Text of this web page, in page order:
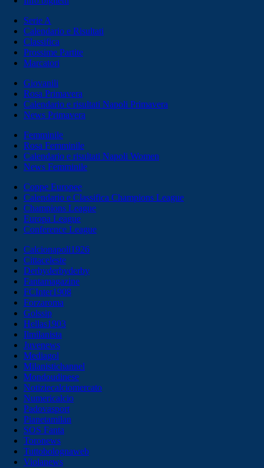
Serie A
Calendario e Risultati
Classifica
Prossime Partite
Marcatori
Giovanili
Rosa Primavera
Calendario e risultati Napoli Primavera
News Primavera
Femminile
Rosa Femminile
Calendario e risultati Napoli Women
News Femminile
Coppe Europee
Calendario e Classifica Champions League
Champions League
Europa League
Conference League
Calcionapoli1926
Cittaceleste
Derbyderbyderby
Fantamagazine
FCInter1908
Forzaroma
Golssip
Hellas1903
Ilmilanista
Juvenews
Mediagol
Milanistichannel
Mondoudinese
Notiziecalciomercato
Numericalcio
Padovasport
Pianetamilan
SOS Fanta
Toronews
Tuttobolognaweb
Violanews